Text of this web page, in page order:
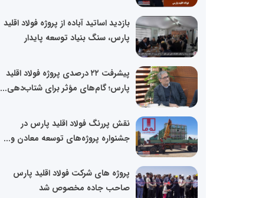
بازدید اساتید آباده از پروژه فولاد اقلید
پارس، سنگ بنیاد توسعه پایدار
پیشرفت ۲۲ درصدی پروژه فولاد اقلید
پارس؛ گام‌های مؤثر برای شتاب‌دهی...
نقش پررنگ فولاد اقلید پارس در
جشنواره پروژه‌های توسعه معادن و...
پروژه های شرکت فولاد اقلید پارس
صاحب جاده مخصوص شد